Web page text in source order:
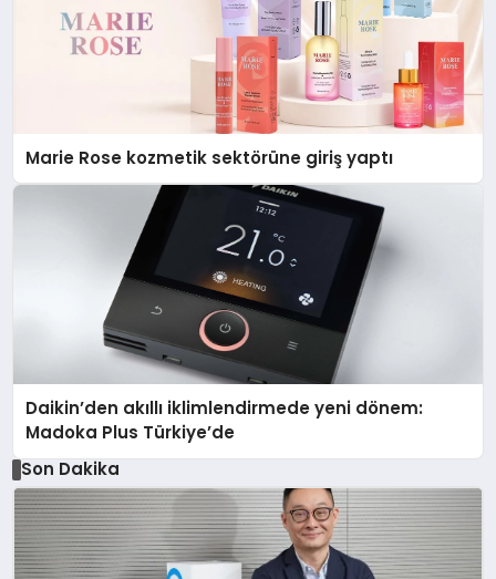
Marie Rose kozmetik sektörüne giriş yaptı
Daikin’den akıllı iklimlendirmede yeni dönem:
Madoka Plus Türkiye’de
Son Dakika